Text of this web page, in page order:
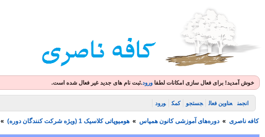
خوش آمدید! برای فعال سازی امکانات لطفا ورود.ثبت نام های جدید غیر فعال شده است.
انجمن عناوین فعال جستجو کمک ورود
کافه ناصری » دوره‌های آموزشی کانون همپاس » هومیوپاتی کلاسیک 1 (ویژه شرکت کنندگان دوره) »